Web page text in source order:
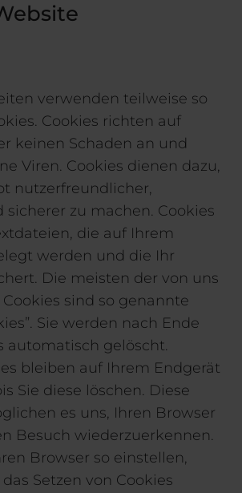
verwenden teilweise so
Cookies richten auf
keinen Schaden an und
Viren. Cookies dienen dazu,
nutzerfreundlicher,
sicherer zu machen. Cookies
die auf Ihrem
werden und die Ihr
Die meisten der von uns
sind so genannte
Sie werden nach Ende
automatisch gelöscht.
bleiben auf Ihrem Endgerät
Sie diese löschen. Diese
es uns, Ihren Browser
Besuch wiederzuerkennen.
Browser so einstellen,
Setzen von Cookies